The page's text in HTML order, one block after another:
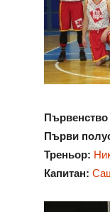
Първи
Треньор:
Капитан: